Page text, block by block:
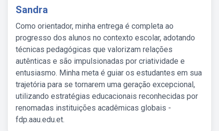
Sandra
Como orientador, minha entrega é completa ao
progresso dos alunos no contexto escolar, adotando
técnicas pedagógicas que valorizam relações
autênticas e são impulsionadas por criatividade e
entusiasmo. Minha meta é guiar os estudantes em sua
trajetória para se tornarem uma geração excepcional,
utilizando estratégias educacionais reconhecidas por
renomadas instituições acadêmicas globais -
fdp.aau.edu.et.